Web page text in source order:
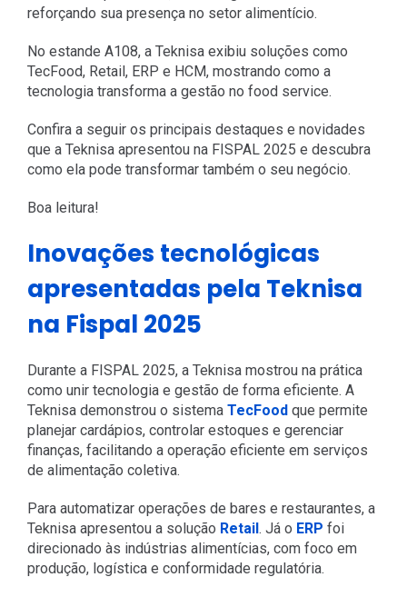
reforçando sua presença no setor alimentício.
No estande A108, a Teknisa exibiu soluções como
TecFood, Retail, ERP e HCM, mostrando como a
tecnologia transforma a gestão no food service.
Confira a seguir os principais destaques e novidades
que a Teknisa apresentou na FISPAL 2025 e descubra
como ela pode transformar também o seu negócio.
Boa leitura!
Inovações tecnológicas
apresentadas pela Teknisa
na Fispal 2025
Durante a FISPAL 2025, a Teknisa mostrou na prática
como unir tecnologia e gestão de forma eficiente. A
Teknisa demonstrou o sistema TecFoodque permite
planejar cardápios, controlar estoques e gerenciar
finanças, facilitando a operação eficiente em serviços
de alimentação coletiva.
Para automatizar operações de bares e restaurantes, a
Teknisa apresentou a solução Retail. Já o ERP foi
direcionado às indústrias alimentícias, com foco em
produção, logística e conformidade regulatória.